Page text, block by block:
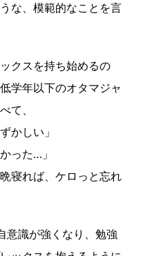
な、模範的なことを言
クスを持ち始めるの
学年以下のオタマジャ
て、
かしい」
った…」
寝れば、ケロっと忘れ
意識が強くなり、勉強